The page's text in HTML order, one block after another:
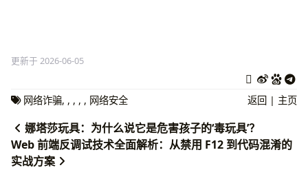
更新于 2026-06-05
网络诈骗, , , , , 网络安全 返回 | 主页
娜塔莎玩具：为什么说它是危害孩子的‘毒玩具’？
Web 前端反调试技术全面解析：从禁用 F12 到代码混淆的
实战方案